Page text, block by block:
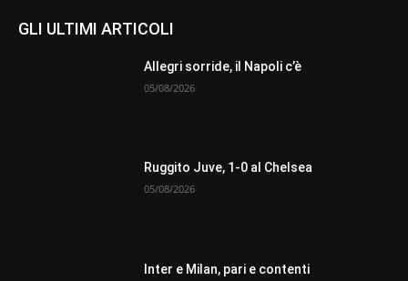
GLI ULTIMI ARTICOLI
Allegri sorride, il Napoli c’è
05/08/2026
Ruggito Juve, 1-0 al Chelsea
05/08/2026
Inter e Milan, pari e contenti